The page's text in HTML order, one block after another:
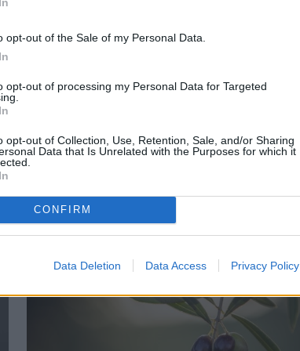
opt-out of the Sale of my Personal Data.
opt-out of processing my Personal Data for Targeted
opt-out of Collection, Use, Retention, Sale, and/or Sharing
Data that Is Unrelated with the Purposes for which it
CONFIRM
Data Deletion Data Access Privacy Policy